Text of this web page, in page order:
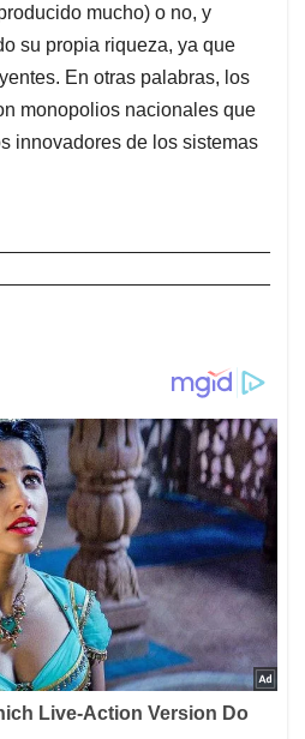
mucho) o no, y
su propia riqueza, ya que
En otras palabras, los
monopolios nacionales que
innovadores de los sistemas